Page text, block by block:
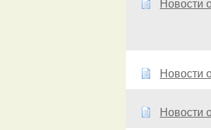
Новости
Новости